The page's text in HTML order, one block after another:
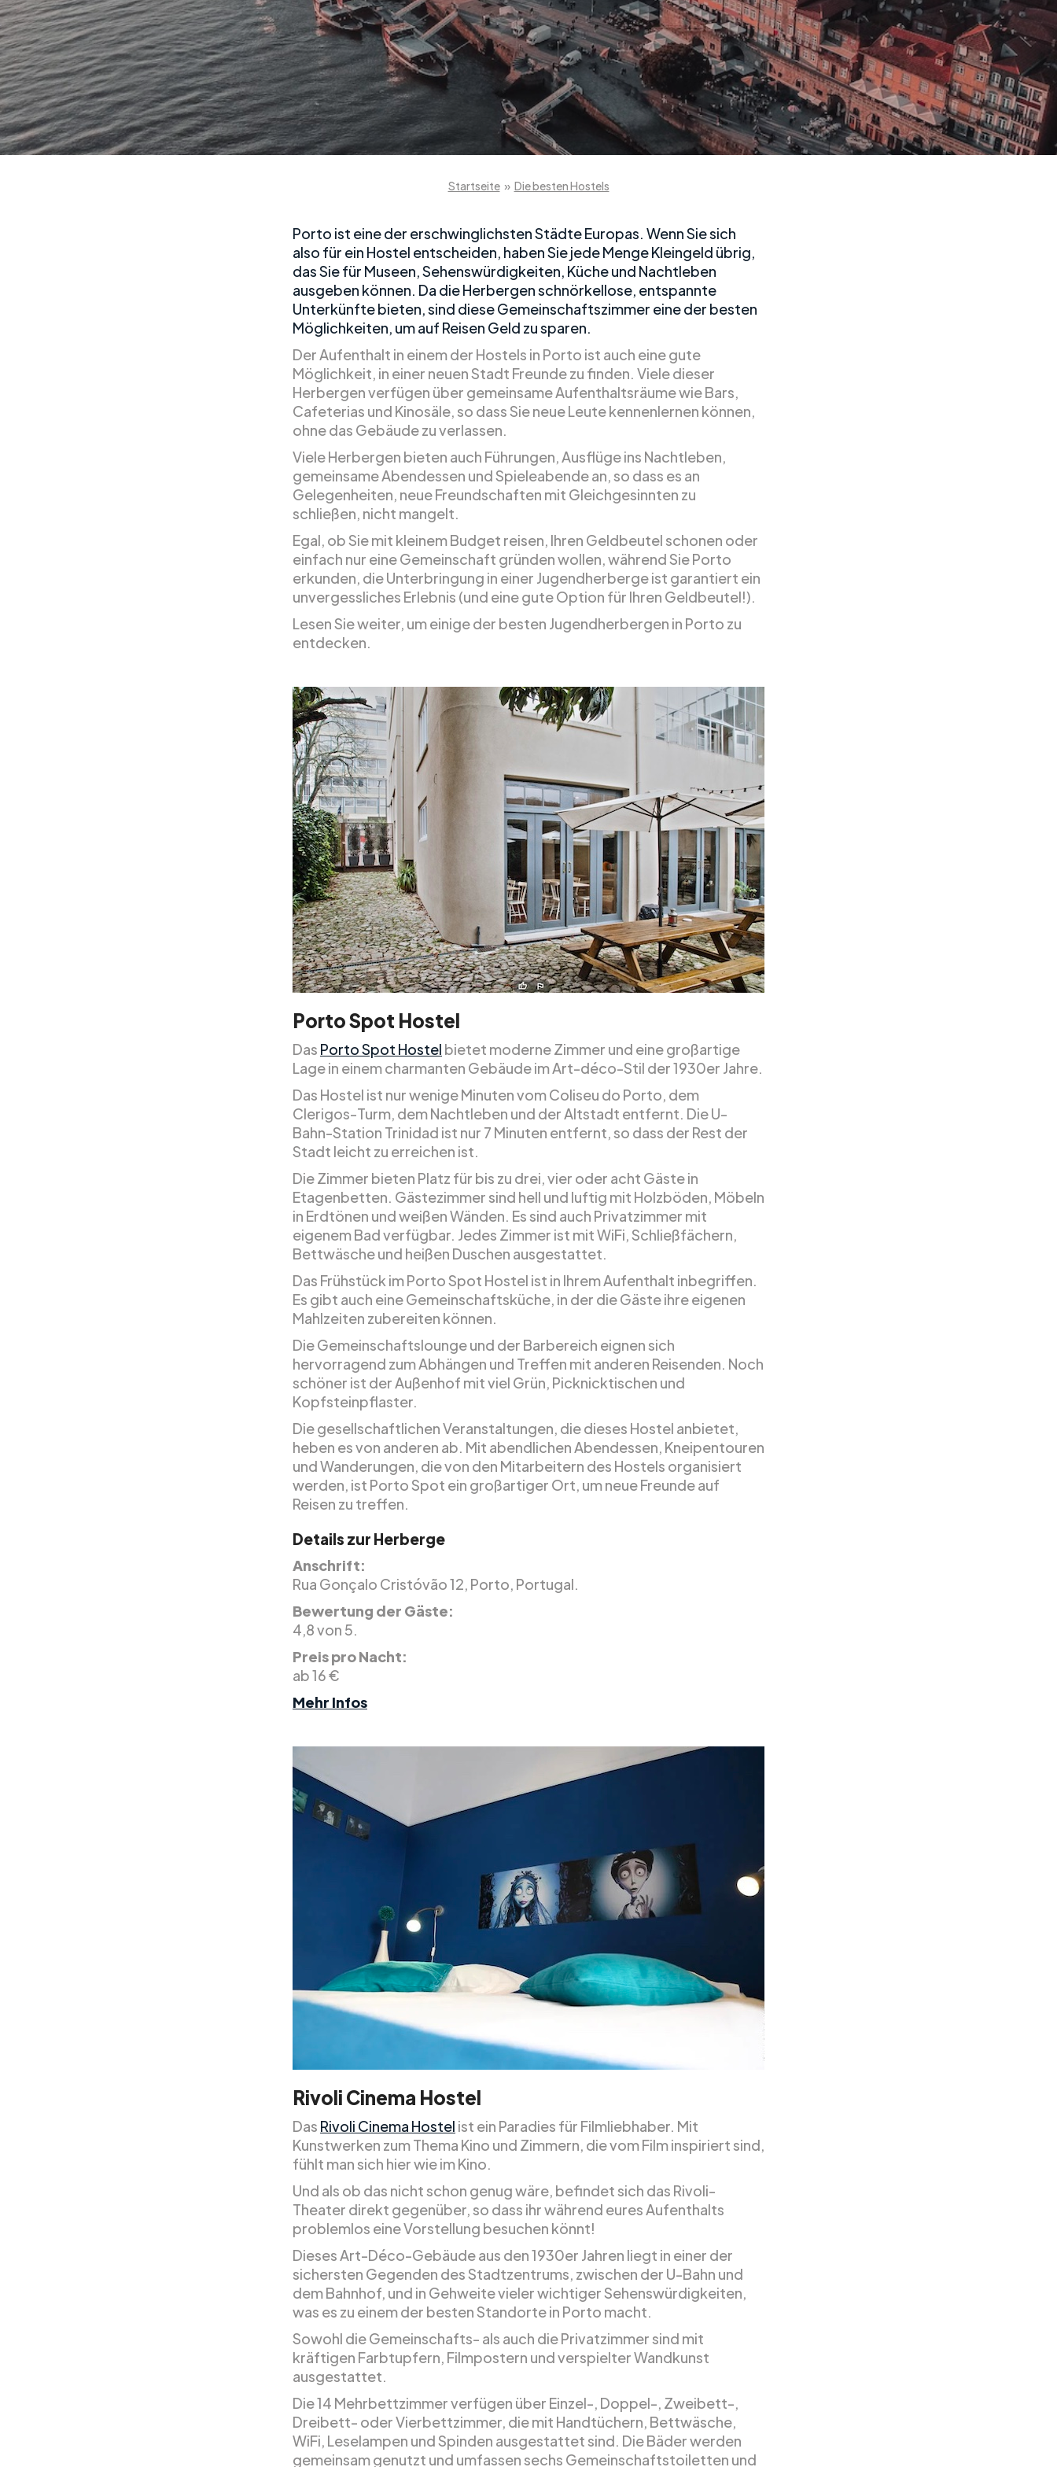
Startseite » Die besten Hostels
Porto ist eine der erschwinglichsten Städte Europas. Wenn Sie sich
also für ein Hostel entscheiden, haben Sie jede Menge Kleingeld übrig,
das Sie für Museen, Sehenswürdigkeiten, Küche und Nachtleben
ausgeben können. Da die Herbergen schnörkellose, entspannte
Unterkünfte bieten, sind diese Gemeinschaftszimmer eine der besten
Möglichkeiten, um auf Reisen Geld zu sparen.
Der Aufenthalt in einem der Hostels in Porto ist auch eine gute
Möglichkeit, in einer neuen Stadt Freunde zu finden. Viele dieser
Herbergen verfügen über gemeinsame Aufenthaltsräume wie Bars,
Cafeterias und Kinosäle, so dass Sie neue Leute kennenlernen können,
ohne das Gebäude zu verlassen.
Viele Herbergen bieten auch Führungen, Ausflüge ins Nachtleben,
gemeinsame Abendessen und Spieleabende an, so dass es an
Gelegenheiten, neue Freundschaften mit Gleichgesinnten zu
schließen, nicht mangelt.
Egal, ob Sie mit kleinem Budget reisen, Ihren Geldbeutel schonen oder
einfach nur eine Gemeinschaft gründen wollen, während Sie Porto
erkunden, die Unterbringung in einer Jugendherberge ist garantiert ein
unvergessliches Erlebnis (und eine gute Option für Ihren Geldbeutel!).
Lesen Sie weiter, um einige der besten Jugendherbergen in Porto zu
entdecken.
Porto Spot Hostel
Das Porto Spot Hostel bietet moderne Zimmer und eine großartige
Lage in einem charmanten Gebäude im Art-déco-Stil der 1930er Jahre.
Das Hostel ist nur wenige Minuten vom Coliseu do Porto, dem
Clerigos-Turm, dem Nachtleben und der Altstadt entfernt. Die U-
Bahn-Station Trinidad ist nur 7 Minuten entfernt, so dass der Rest der
Stadt leicht zu erreichen ist.
Die Zimmer bieten Platz für bis zu drei, vier oder acht Gäste in
Etagenbetten. Gästezimmer sind hell und luftig mit Holzböden, Möbeln
in Erdtönen und weißen Wänden. Es sind auch Privatzimmer mit
eigenem Bad verfügbar. Jedes Zimmer ist mit WiFi, Schließfächern,
Bettwäsche und heißen Duschen ausgestattet.
Das Frühstück im Porto Spot Hostel ist in Ihrem Aufenthalt inbegriffen.
Es gibt auch eine Gemeinschaftsküche, in der die Gäste ihre eigenen
Mahlzeiten zubereiten können.
Die Gemeinschaftslounge und der Barbereich eignen sich
hervorragend zum Abhängen und Treffen mit anderen Reisenden. Noch
schöner ist der Außenhof mit viel Grün, Picknicktischen und
Kopfsteinpflaster.
Die gesellschaftlichen Veranstaltungen, die dieses Hostel anbietet,
heben es von anderen ab. Mit abendlichen Abendessen, Kneipentouren
und Wanderungen, die von den Mitarbeitern des Hostels organisiert
werden, ist Porto Spot ein großartiger Ort, um neue Freunde auf
Reisen zu treffen.
Details zur Herberge
Anschrift:
Rua Gonçalo Cristóvão 12, Porto, Portugal.
Bewertung der Gäste:
4,8 von 5.
Preis pro Nacht:
ab 16 €
Mehr Infos
Rivoli Cinema Hostel
Das Rivoli Cinema Hostel ist ein Paradies für Filmliebhaber. Mit
Kunstwerken zum Thema Kino und Zimmern, die vom Film inspiriert sind,
fühlt man sich hier wie im Kino.
Und als ob das nicht schon genug wäre, befindet sich das Rivoli-
Theater direkt gegenüber, so dass ihr während eures Aufenthalts
problemlos eine Vorstellung besuchen könnt!
Dieses Art-Déco-Gebäude aus den 1930er Jahren liegt in einer der
sichersten Gegenden des Stadtzentrums, zwischen der U-Bahn und
dem Bahnhof, und in Gehweite vieler wichtiger Sehenswürdigkeiten,
was es zu einem der besten Standorte in Porto macht.
Sowohl die Gemeinschafts- als auch die Privatzimmer sind mit
kräftigen Farbtupfern, Filmpostern und verspielter Wandkunst
ausgestattet.
Die 14 Mehrbettzimmer verfügen über Einzel-, Doppel-, Zweibett-,
Dreibett- oder Vierbettzimmer, die mit Handtüchern, Bettwäsche,
WiFi, Leselampen und Spinden ausgestattet sind. Die Bäder werden
gemeinsam genutzt und umfassen sechs Gemeinschaftstoiletten und